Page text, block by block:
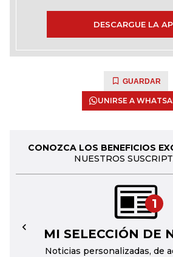
DESCARGUE LA
GUARDAR
UNIRSE A
CONOZCA LOS BENEFICIOS
NUESTROS
1
MI SELECCIÓN DE
Noticias personalizadas, de
←